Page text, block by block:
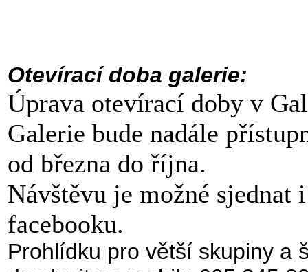
Otevírací doba galerie:
Úprava otevírací doby v
Galerie bude nadále
od března do října.
Návštěvu je možné
facebooku.
Prohlídku pro větší skupiny a